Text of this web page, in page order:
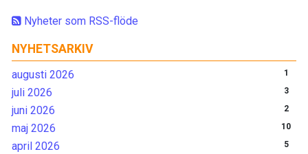
Nyheter som RSS-flöde
NYHETSARKIV
augusti 2026 1
juli 2026 3
juni 2026 2
maj 2026 10
april 2026 5